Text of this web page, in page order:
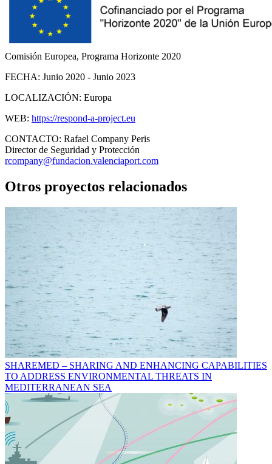
Comisión Europea, Programa Horizonte 2020
FECHA: Junio 2020 - Junio 2023
LOCALIZACIÓN: Europa
WEB: https://respond-a-project.eu
CONTACTO: Rafael Company Peris
Director de Seguridad y Protección
rcompany@fundacion.valenciaport.com
Otros proyectos relacionados
SHAREMED – SHARING AND ENHANCING CAPABILITIES
TO ADDRESS ENVIRONMENTAL THREATS IN
MEDITERRANEAN SEA